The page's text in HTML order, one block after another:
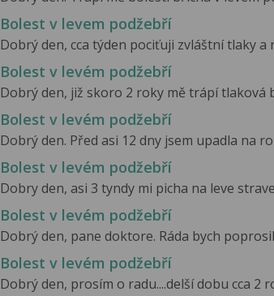
Bolest v levem podžebří
Dobrý den, cca týden pociťuji zvláštní tlaky a
Bolest v levém podžebří
Dobrý den, již skoro 2 roky mě trápí tlaková
Bolest v levém podžebří
Dobrý den. Před asi 12 dny jsem upadla na
Bolest v levém podžebří
Dobry den, asi 3 tyndy mi picha na leve
Bolest v levém podžebří
Dobrý den, pane doktore. Ráda bych
Bolest v levém podžebří
Dobrý den, prosím o radu....delší dobu cca 2